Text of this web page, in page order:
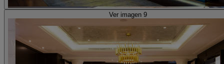
Ver imagen 9